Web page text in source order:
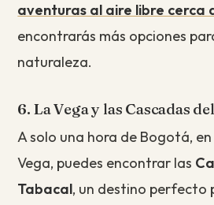
aventuras al aire libre cerca
encontrarás más opciones
naturaleza.
6. La Vega y las Cascadas
A solo una hora de Bogotá,
Vega, puedes encontrar las
Tabacal, un destino perfecto